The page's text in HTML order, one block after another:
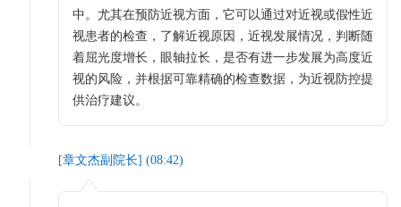
中。尤其在预防近视方面，它可以通过对近视或假性近
视患者的检查，了解近视原因，近视发展情况，判断随
着屈光度增长，眼轴拉长，是否有进一步发展为高度近
视的风险，并根据可靠精确的检查数据，为近视防控提
供治疗建议。
[章文杰副院长] (08:42)